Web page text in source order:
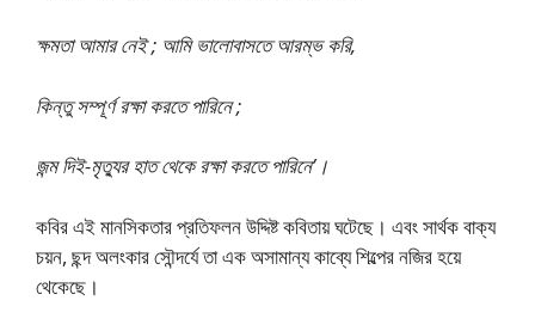
ক্ষমতা আমার নেই ; আমি ভালোবাসতে আরম্ভ করি,
কিন্তু সম্পূর্ণ রক্ষা করতে পারিনে ;
জন্ম দিই-মৃত্যুর হাত থেকে রক্ষা করতে পারিনে’।
কবির এই মানসিকতার প্রতিফলন উদ্দিষ্ট কবিতায় ঘটেছে। এবং সার্থক বাক্য
চয়ন, ছন্দ অলংকার সৌন্দর্যে তা এক অসামান্য কাব্যে শিল্পের নজির হয়ে
থেকেছে।